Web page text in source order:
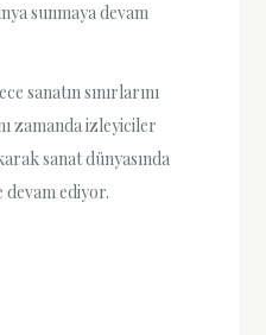
sunmaya devam
sanatın sınırlarını
zamanda izleyiciler
sanat dünyasında
ediyor.